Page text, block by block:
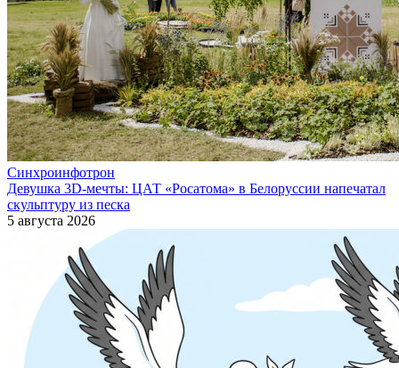
Синхроинфотрон
Девушка 3D-мечты: ЦАТ «Росатома» в Белоруссии напечатал
скульптуру из песка
5 августа 2026